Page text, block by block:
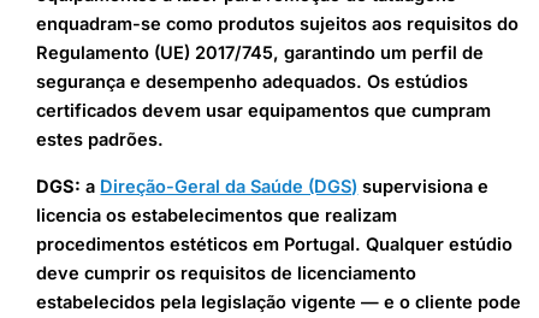
enquadram-se como produtos sujeitos aos requisitos do
Regulamento (UE) 2017/745, garantindo um perfil de
segurança e desempenho adequados. Os estúdios
certificados devem usar equipamentos que cumpram
estes padrões.
DGS: a Direção-Geral da Saúde (DGS) supervisiona e
licencia os estabelecimentos que realizam
procedimentos estéticos em Portugal. Qualquer estúdio
deve cumprir os requisitos de licenciamento
estabelecidos pela legislação vigente — e o cliente pode